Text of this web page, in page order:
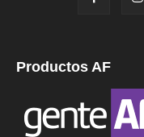
Productos AF